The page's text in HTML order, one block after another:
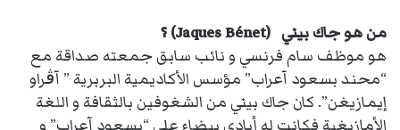
من هو جاك بيني (Jaques Bénet)
؟
هو موظف سام فرنسي و نائب سابق جمعته صداقة مع
“محند بسعود آعراب” مؤسس الأكاديمية البربرية ” آڨراو
إيمازيغن”. كان جاك بيني من الشغوفين بالثقافة و اللغة